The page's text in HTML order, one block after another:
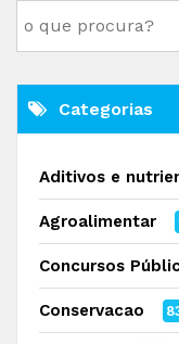
Categorias
Aditivos e
Agroalimentar
Concursos
Conservacao